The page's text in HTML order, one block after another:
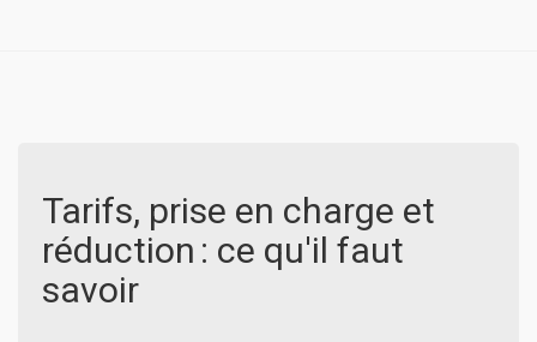
Tarifs, prise en charge et
réduction : ce qu'il faut
savoir